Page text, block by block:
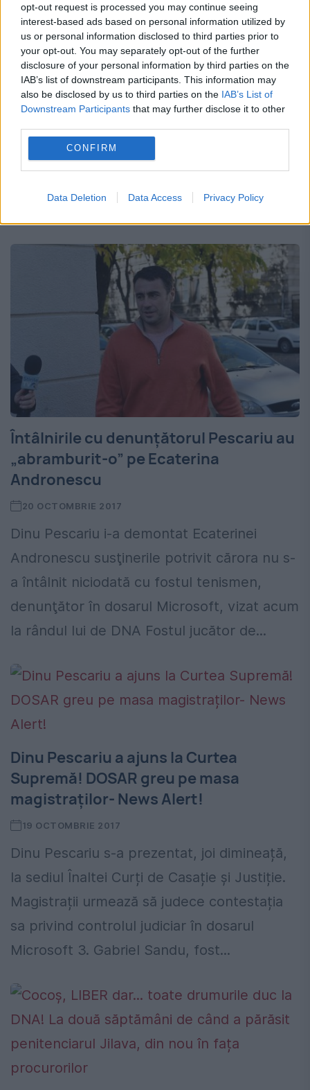
opt-out request is processed you may continue seeing
interest-based ads based on personal information utilized by
us or personal information disclosed to third parties prior to
your opt-out. You may separately opt-out of the further
disclosure of your personal information by third parties on the
IAB’s list of downstream participants. This information may
also be disclosed by us to third parties on the IAB’s List of
Downstream Participants that may further disclose it to other
CONFIRM
Data Deletion Data Access Privacy Policy
Legătura lui KOVESI cu DINU PESCARIU
și denunțurile din dosarul Microsoft.
Operațiunea „Noi suntem Statul”
8 FEBRUARIE 2018
Modul în care Laura Codruța Kovesi
încearcă să scape de răspunderea
prescrierii unor fapte din dosarul Microsoft
Întâlnirile cu denunţătorul Pescariu au
„abramburit-o” pe Ecaterina
Andronescu
20 OCTOMBRIE 2017
Dinu Pescariu i-a demontat Ecaterinei
Andronescu susţinerile potrivit cărora nu s-
a întâlnit niciodată cu fostul tenismen,
denunţător în dosarul Microsoft, vizat acum
la rândul lui de DNA Fostul jucător de...
Dinu Pescariu a ajuns la Curtea
Supremă! DOSAR greu pe masa
magistraților- News Alert!
19 OCTOMBRIE 2017
Dinu Pescariu s-a prezentat, joi dimineață,
la sediul Înaltei Curți de Casație și Justiție.
Magistrații urmează să judece contestația
sa privind controlul judiciar în dosarul
Microsoft 3. Gabriel Sandu, fost...